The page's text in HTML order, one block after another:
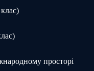
просторі